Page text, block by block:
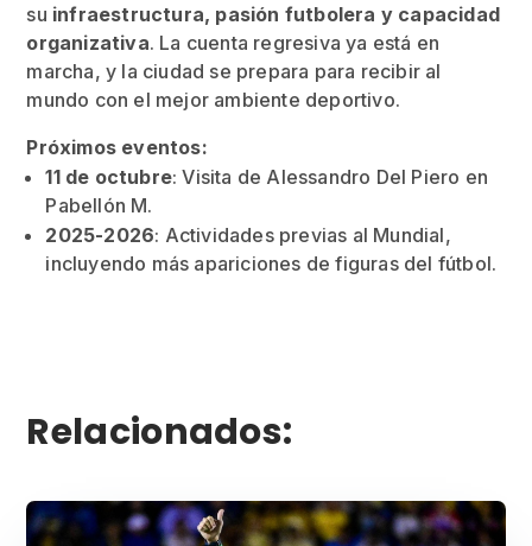
su infraestructura, pasión futbolera y capacidad
organizativa. La cuenta regresiva ya está en
marcha, y la ciudad se prepara para recibir al
mundo con el mejor ambiente deportivo.
Próximos eventos:
11 de octubre: Visita de Alessandro Del Piero en
Pabellón M.
2025-2026: Actividades previas al Mundial,
incluyendo más apariciones de figuras del fútbol.
Relacionados: